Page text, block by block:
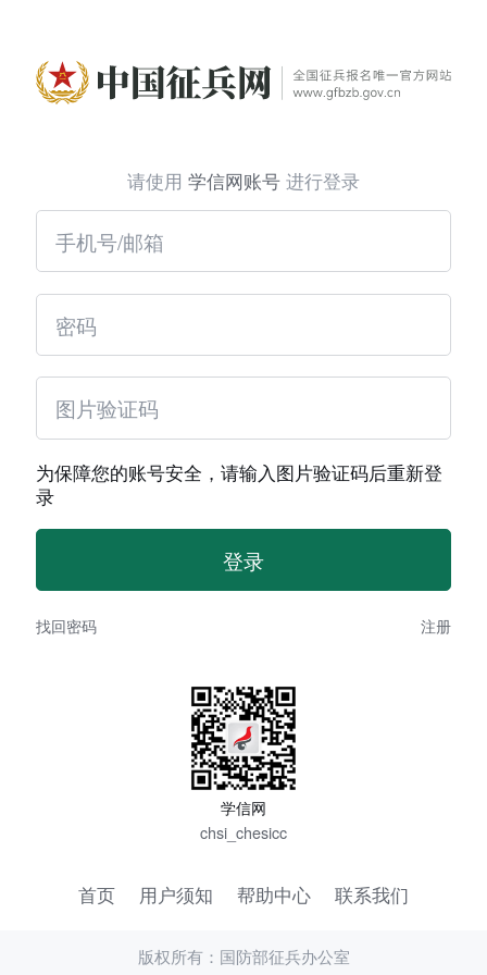
请使用 学信网账号 进行登录
为保障您的账号安全，请输入图片验证码后重新登
录
找回密码 注册
学信网
chsi_chesicc
首页 用户须知 帮助中心 联系我们
版权所有：国防部征兵办公室